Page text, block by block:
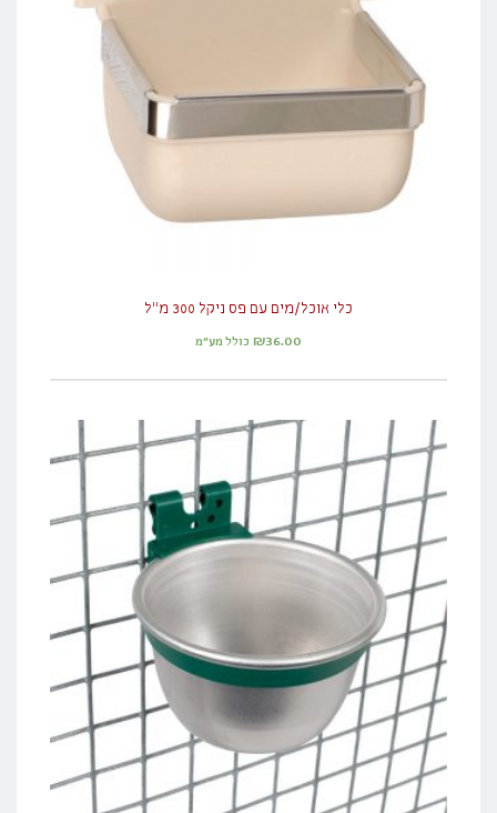
כלי אוכל/מים עם פס ניקל 300 מ"ל
₪36.00 כולל מע"מ